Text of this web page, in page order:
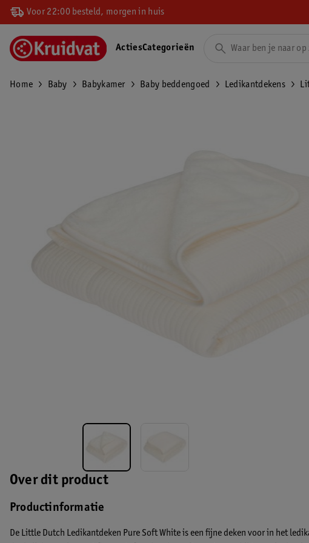
Voor 22:00 besteld, morgen in huis
ActiesCategorieën
Home Baby Babykamer Baby beddengoed Ledikantdekens
Over dit product
Productinformatie
De Little Dutch Ledikantdeken Pure Soft White is een fijne deken voor in het